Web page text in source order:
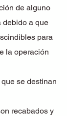
de alguno
debido a que
para
la operación
se destinan
recabados y